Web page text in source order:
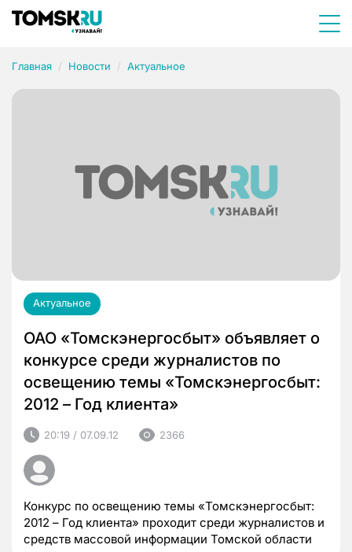
Главная Новости Актуальное
Актуальное
ОАО «Томскэнергосбыт» объявляет о
конкурсе среди журналистов по
освещению темы «Томскэнергосбыт:
2012 – Год клиента»
20:19 / 07.09.12 2366
Конкурс по освещению темы «Томскэнергосбыт:
2012 – Год клиента» проходит среди журналистов и
средств массовой информации Томской области